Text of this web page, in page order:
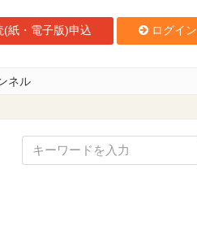
(紙・電子版)申込 ログイン
ネル